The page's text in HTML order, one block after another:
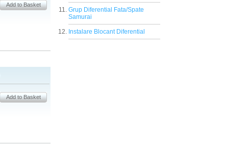
Grup Diferential Fata/Spate
Samurai
Instalare Blocant Diferential